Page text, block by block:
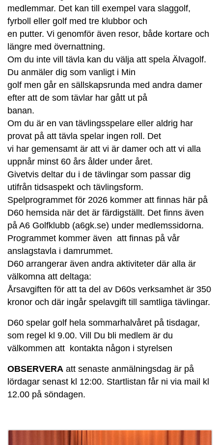
medlemmar. Det kan till exempel vara slaggolf,
fyrboll eller golf med tre klubbor och
en putter. Vi genomför även resor, både kortare och
längre med övernattning.
Om du inte vill tävla kan du välja att spela Älvagolf.
Du anmäler dig som vanligt i Min
golf men går en sällskapsrunda med andra damer
efter att de som tävlar har gått ut på
banan.
Om du är en van tävlingsspelare eller aldrig har
provat på att tävla spelar ingen roll. Det
vi har gemensamt är att vi är damer och att vi alla
uppnår minst 60 års ålder under året.
Givetvis deltar du i de tävlingar som passar dig
utifrån tidsaspekt och tävlingsform.
Spelprogrammet för 2026 kommer att finnas här på
D60 hemsida när det är färdigställt. Det finns även
på A6 Golfklubb (a6gk.se) under medlemssidorna.
Programmet kommer även att finnas på vår
anslagstavla i damrummet.
D60 arrangerar även andra aktiviteter där alla är
välkomna att deltaga:
Årsavgiften för att ta del av D60s verksamhet är 350
kronor och där ingår spelavgift till samtliga tävlingar.
D60 spelar golf hela sommarhalvåret på tisdagar,
som regel kl 9.00. Vill Du bli medlem är du
välkommen att kontakta någon i styrelsen
OBSERVERA att senaste anmälningsdag är på
lördagar senast kl 12:00. Startlistan får ni via mail kl
12.00 på söndagen.